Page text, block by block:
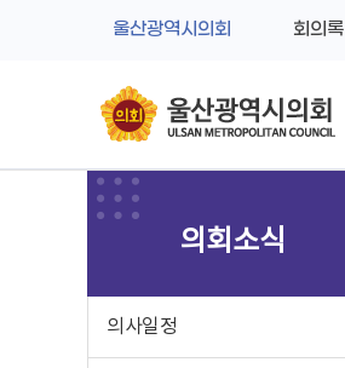
울산광역시의회 회의록
의회소식
의사일정